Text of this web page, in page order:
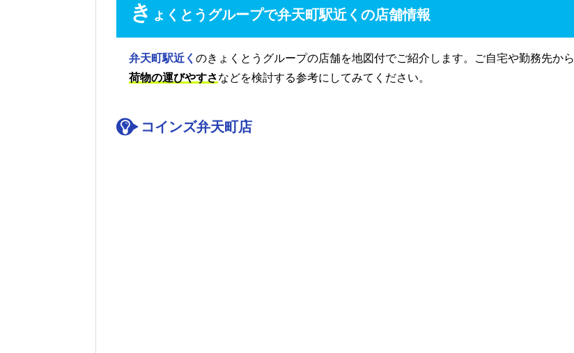
き ょくとうグループで弁天町駅近くの店舗情報
弁天町駅近く のきょくとうグループの店舗を地図付でご紹介します。ご自宅や勤務先から
荷物の運びやすさなどを検討する参考にしてみてください。
コインズ弁天町店